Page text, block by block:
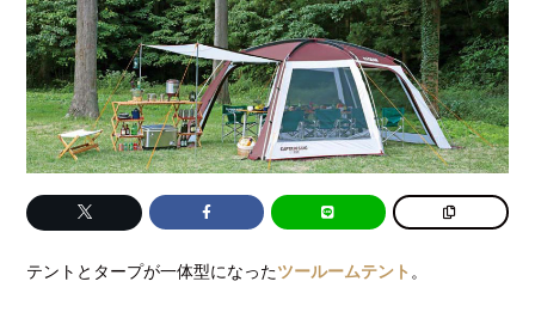
テントとタープが一体型になったツールームテント 。